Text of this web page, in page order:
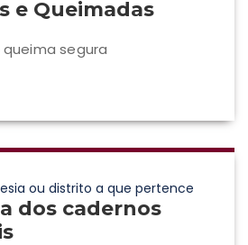
e Queimadas
segura
ou distrito a que pertence
dos cadernos